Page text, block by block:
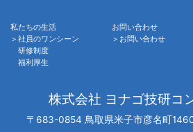
私たちの生活
＞社員のワンシーン
研修制度
福利厚生
お問い合わせ
＞お問い合わせ
株式会社 ヨナゴ技研コ
〒683-0854 鳥取県米子市彦名町